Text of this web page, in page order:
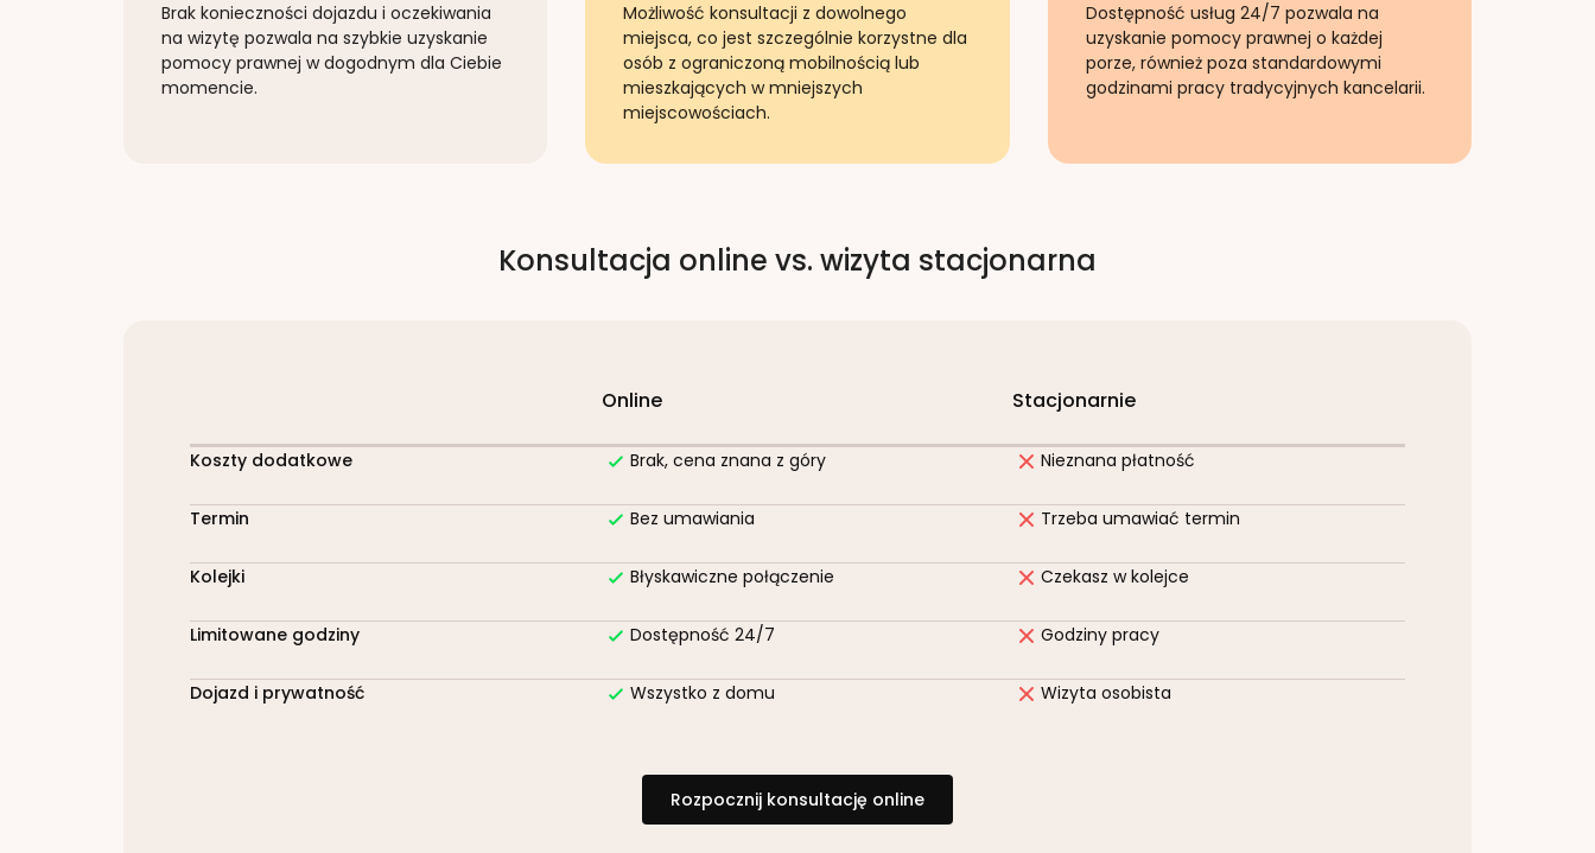
Brak konieczności dojazdu i oczekiwania
na wizytę pozwala na szybkie uzyskanie
pomocy prawnej w dogodnym dla Ciebie
momencie.
Możliwość konsultacji z dowolnego
miejsca, co jest szczególnie korzystne dla
osób z ograniczoną mobilnością lub
mieszkających w mniejszych
miejscowościach.
Dostępność usług 24/7 pozwala na
uzyskanie pomocy prawnej o każdej
porze, również poza standardowymi
godzinami pracy tradycyjnych kancelarii.
Konsultacja online vs. wizyta stacjonarna
Online Stacjonarnie
Koszty dodatkowe Brak, cena znana z góry Nieznana płatność
Termin Bez umawiania Trzeba umawiać termin
Kolejki Błyskawiczne połączenie Czekasz w kolejce
Limitowane godziny Dostępność 24/7 Godziny pracy
Dojazd i prywatność Wszystko z domu Wizyta osobista
Rozpocznij konsultację online